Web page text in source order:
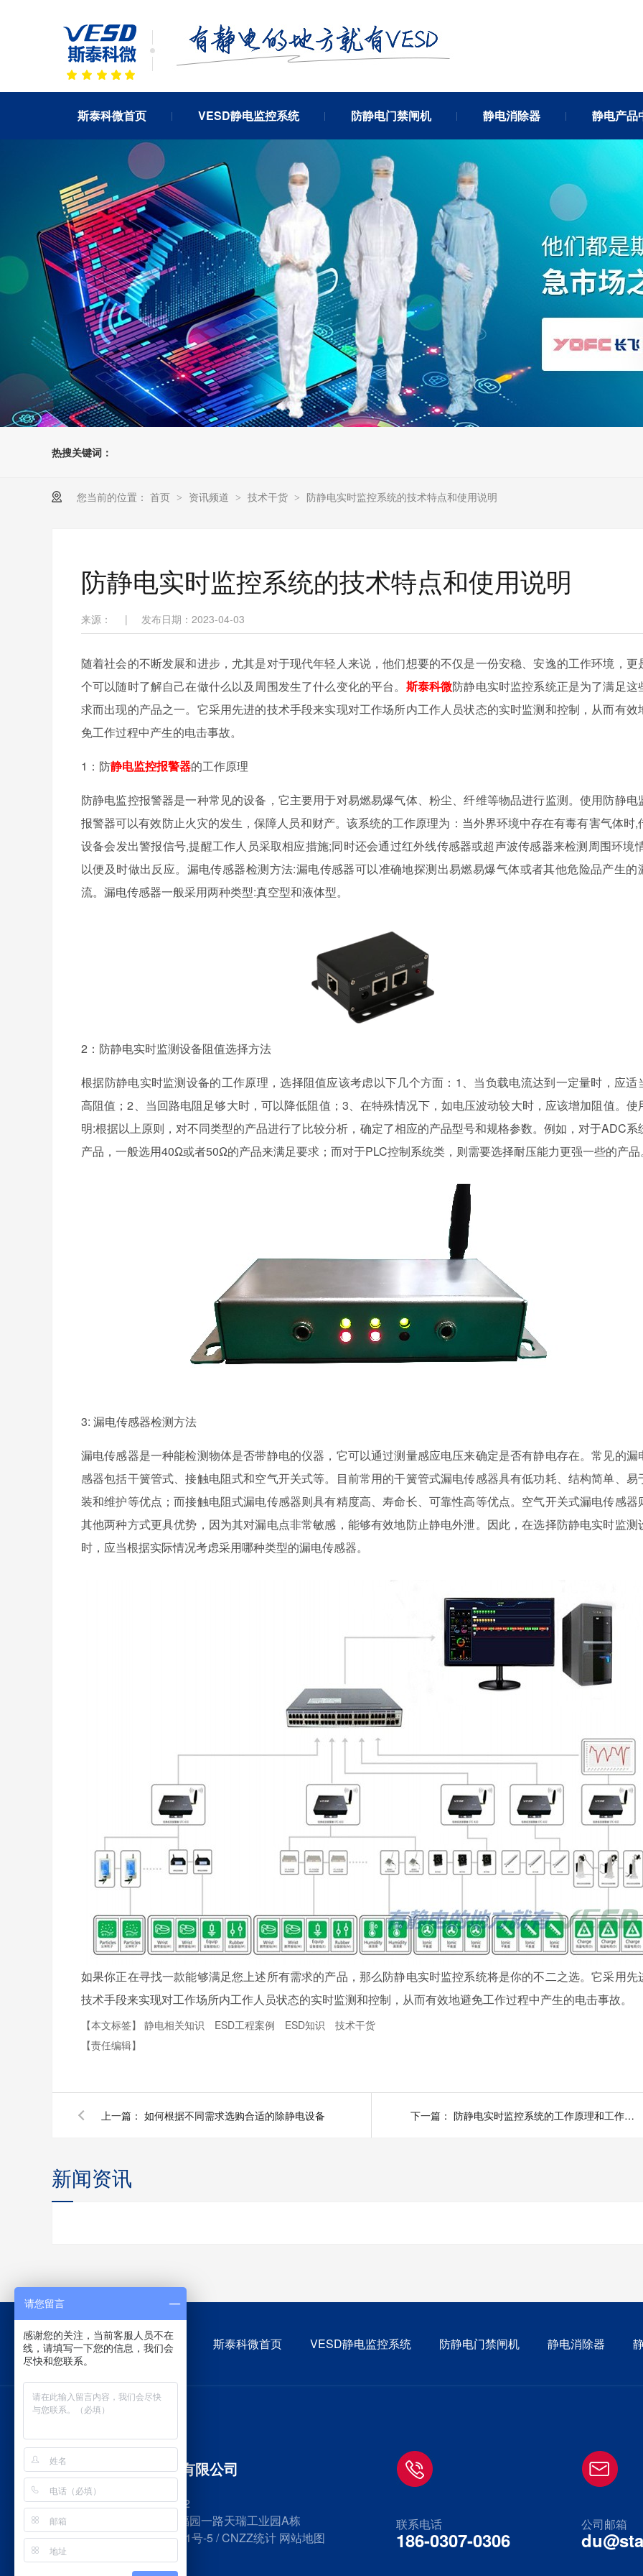
斯泰科微首页 VESD静电监控系统 防静电门禁闸机 静电消除器 静电产品
热搜关键词：
您当前的位置： 首页 > 资讯频道 > 技术干货 > 防静电实时监控系统的技术特点和使用说明
防静电实时监控系统的技术特点和使用说明
来源： | 发布日期：2023-04-03
随着社会的不断发展和进步，尤其是对于现代年轻人来说，他们想要的不仅是一份安稳、安逸的工作环境，更
个可以随时了解自己在做什么以及周围发生了什么变化的平台。 斯泰科微防静电实时监控系统正是为了满足这
求而出现的产品之一。它采用先进的技术手段来实现对工作场所内工作人员状态的实时监测和控制，从而有效
免工作过程中产生的电击事故。
1：防静电监控报警器的工作原理
防静电监控报警器是一种常见的设备，它主要用于对易燃易爆气体、粉尘、纤维等物品进行监测。使用防静电
报警器可以有效防止火灾的发生，保障人员和财产。该系统的工作原理为：当外界环境中存在有毒有害气体时,
设备会发出警报信号,提醒工作人员采取相应措施;同时还会通过红外线传感器或超声波传感器来检测周围环境
以便及时做出反应。漏电传感器检测方法:漏电传感器可以准确地探测出易燃易爆气体或者其他危险品产生的
流。漏电传感器一般采用两种类型:真空型和液体型。
2：防静电实时监测设备阻值选择方法
根据防静电实时监测设备的工作原理，选择阻值应该考虑以下几个方面：1、当负载电流达到一定量时，应适
高阻值；2、当回路电阻足够大时，可以降低阻值；3、在特殊情况下，如电压波动较大时，应该增加阻值。使
明:根据以上原则，对不同类型的产品进行了比较分析，确定了相应的产品型号和规格参数。例如，对于ADC系
产品，一般选用40Ω或者50Ω的产品来满足要求；而对于PLC控制系统类，则需要选择耐压能力更强一些的产品。
3: 漏电传感器检测方法
漏电传感器是一种能检测物体是否带静电的仪器，它可以通过测量感应电压来确定是否有静电存在。常见的漏
感器包括干簧管式、接触电阻式和空气开关式等。目前常用的干簧管式漏电传感器具有低功耗、结构简单、易
装和维护等优点；而接触电阻式漏电传感器则具有精度高、寿命长、可靠性高等优点。空气开关式漏电传感器
其他两种方式更具优势，因为其对漏电点非常敏感，能够有效地防止静电外泄。因此，在选择防静电实时监测
时，应当根据实际情况考虑采用哪种类型的漏电传感器。
如果你正在寻找一款能够满足您上述所有需求的产品，那么防静电实时监控系统将是你的不二之选。它采用先
技术手段来实现对工作场所内工作人员状态的实时监测和控制，从而有效地避免工作过程中产生的电击事故。
【本文标签】 静电相关知识 ESD工程案例 ESD知识
技术干货
【责任编辑】
上一篇： 如何根据不同需求选购合适的除静电设备 下一篇： 防静电实时监控系统的工作原理和工作机制
新闻资讯
斯泰科微首页 VESD静电监控系统 防静电门禁闸机 静电消除器
深圳市斯泰科微科技有限公司
传真号码：0755-27383082
公司地址：深圳市宝安区福园一路天瑞工业园A栋
备案号：粤ICP备10236201号-5 / CNZZ统计 网站地图
联系电话
186-0307-0306
公司邮箱
请您留言
感谢您的关注，当前客服人员不在
线，请填写一下您的信息，我们会
尽快和您联系。